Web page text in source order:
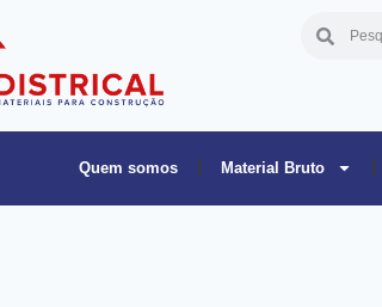
Quem somos Material Bruto